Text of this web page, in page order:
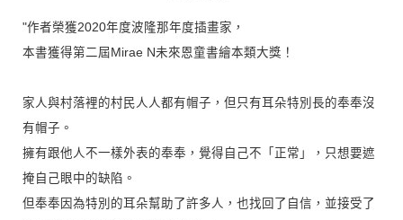
"作者榮獲2020年度波隆那年度插畫家，
本書獲得第二屆Mirae N未來恩童書繪本類大獎！
家人與村落裡的村民人人都有帽子，但只有耳朵特別長的奉奉沒
有帽子。
擁有跟他人不一樣外表的奉奉，覺得自己不「正常」，只想要遮
掩自己眼中的缺陷。
但奉奉因為特別的耳朵幫助了許多人，也找回了自信，並接受了